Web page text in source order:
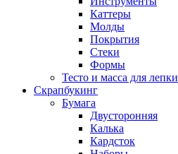
Каттеры
Молды
Покрытия
Стеки
Формы
Тесто и масса для лепки
Скрапбукинг
Бумага
Двусторонняя
Калька
Кардсток